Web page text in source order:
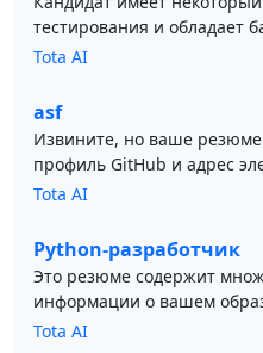
тестирования и обладает
Tota AI
asf
Извините, но ваше резюме
профиль GitHub и адрес
Tota AI
Python-разработчик
Это резюме содержит
информации о вашем
Tota AI